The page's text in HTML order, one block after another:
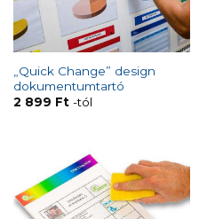
„Quick Change” design
dokumentumtartó
2 899 Ft-tól